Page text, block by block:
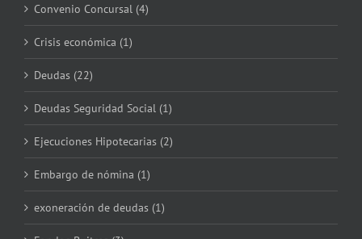
Convenio Concursal (4)
Crisis económica (1)
Deudas (22)
Deudas Seguridad Social (1)
Ejecuciones Hipotecarias (2)
Embargo de nómina (1)
exoneración de deudas (1)